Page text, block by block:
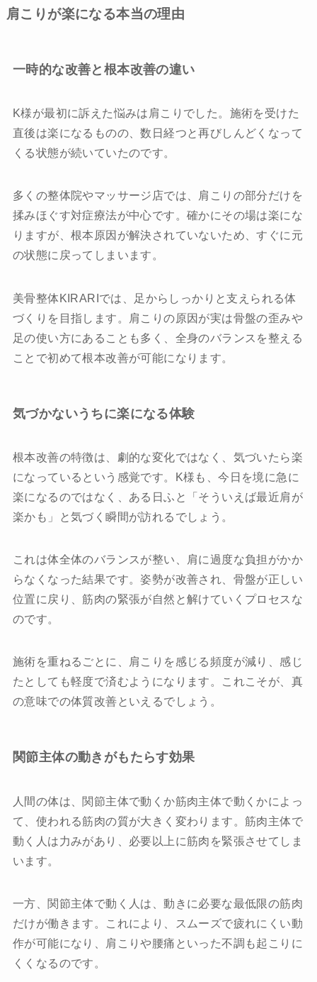
肩こりが楽になる本当の理由
一時的な改善と根本改善の違い
K様が最初に訴えた悩みは肩こりでした。施術を受けた
直後は楽になるものの、数日経つと再びしんどくなって
くる状態が続いていたのです。
多くの整体院やマッサージ店では、肩こりの部分だけを
揉みほぐす対症療法が中心です。確かにその場は楽にな
りますが、根本原因が解決されていないため、すぐに元
の状態に戻ってしまいます。
美骨整体KIRARIでは、足からしっかりと支えられる体
づくりを目指します。肩こりの原因が実は骨盤の歪みや
足の使い方にあることも多く、全身のバランスを整える
ことで初めて根本改善が可能になります。
気づかないうちに楽になる体験
根本改善の特徴は、劇的な変化ではなく、気づいたら楽
になっているという感覚です。K様も、今日を境に急に
楽になるのではなく、ある日ふと「そういえば最近肩が
楽かも」と気づく瞬間が訪れるでしょう。
これは体全体のバランスが整い、肩に過度な負担がかか
らなくなった結果です。姿勢が改善され、骨盤が正しい
位置に戻り、筋肉の緊張が自然と解けていくプロセスな
のです。
施術を重ねるごとに、肩こりを感じる頻度が減り、感じ
たとしても軽度で済むようになります。これこそが、真
の意味での体質改善といえるでしょう。
関節主体の動きがもたらす効果
人間の体は、関節主体で動くか筋肉主体で動くかによっ
て、使われる筋肉の質が大きく変わります。筋肉主体で
動く人は力みがあり、必要以上に筋肉を緊張させてしま
います。
一方、関節主体で動く人は、動きに必要な最低限の筋肉
だけが働きます。これにより、スムーズで疲れにくい動
作が可能になり、肩こりや腰痛といった不調も起こりに
くくなるのです。